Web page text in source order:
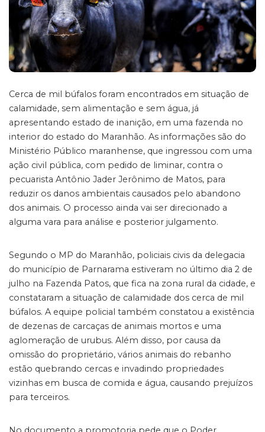
Cerca de mil búfalos foram encontrados em situação de
calamidade, sem alimentação e sem água, já
apresentando estado de inanição, em uma fazenda no
interior do estado do Maranhão. As informações são do
Ministério Público maranhense, que ingressou com uma
ação civil pública, com pedido de liminar, contra o
pecuarista Antônio Jader Jerônimo de Matos, para
reduzir os danos ambientais causados pelo abandono
dos animais. O processo ainda vai ser direcionado a
alguma vara para análise e posterior julgamento.
Segundo o MP do Maranhão, policiais civis da delegacia
do município de Parnarama estiveram no último dia 2 de
julho na Fazenda Patos, que fica na zona rural da cidade, e
constataram a situação de calamidade dos cerca de mil
búfalos. A equipe policial também constatou a existência
de dezenas de carcaças de animais mortos e uma
aglomeração de urubus. Além disso, por causa da
omissão do proprietário, vários animais do rebanho
estão quebrando cercas e invadindo propriedades
vizinhas em busca de comida e água, causando prejuízos
para terceiros.